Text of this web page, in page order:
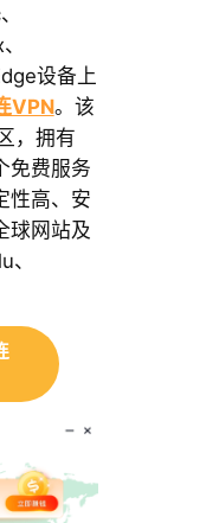
设备上
VPN。该
，拥有
免费服务
性高、安
球网站及